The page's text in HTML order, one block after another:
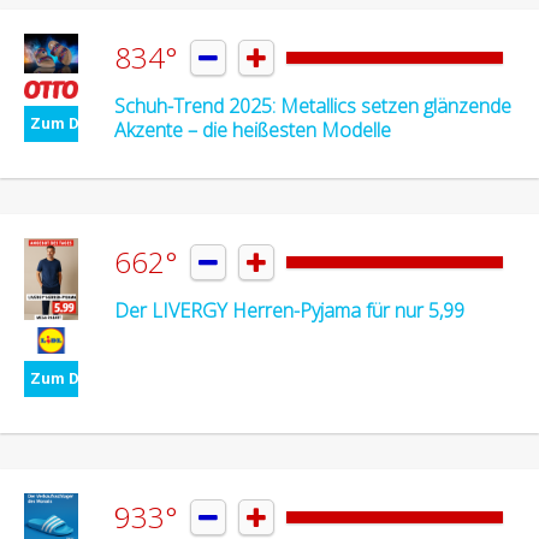
Zum Deal
834°  
Schuh-Trend 2025: Metallics setzen glänzende
Akzente – die heißesten Modelle
Zum Deal
662°  
Der LIVERGY Herren-Pyjama für nur 5,99
933°  